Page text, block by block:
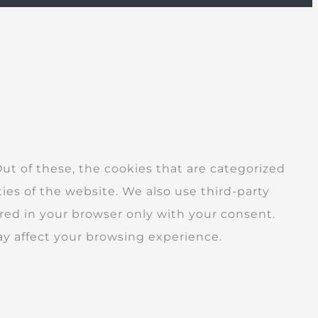
of these, the cookies that are categorized
of the website. We also use third-party
in your browser only with your consent.
affect your browsing experience.